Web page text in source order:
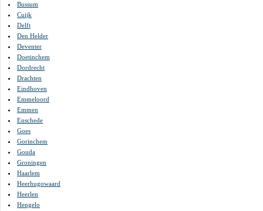
Bussum
Cuijk
Delft
Den Helder
Deventer
Doetinchem
Dordrecht
Drachten
Eindhoven
Emmeloord
Emmen
Enschede
Goes
Gorinchem
Gouda
Groningen
Haarlem
Heerhugowaard
Heerlen
Hengelo